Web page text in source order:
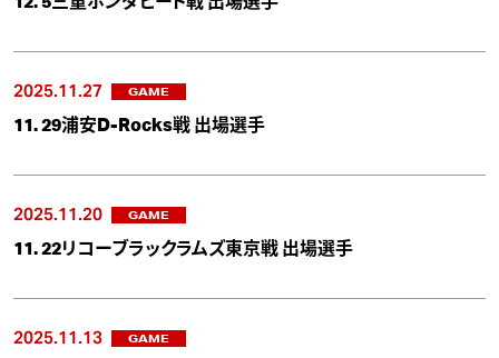
2025.11.27 GAME
11. 29浦安D-Rocks戦 出場選手
2025.11.20 GAME
11. 22リコーブラックラムズ東京戦 出場選手
2025.11.13 GAME